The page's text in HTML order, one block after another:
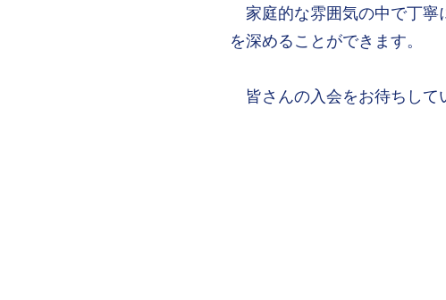
家庭的な雰囲気の中で丁寧
を深めることができます。
皆さんの入会をお待ちして